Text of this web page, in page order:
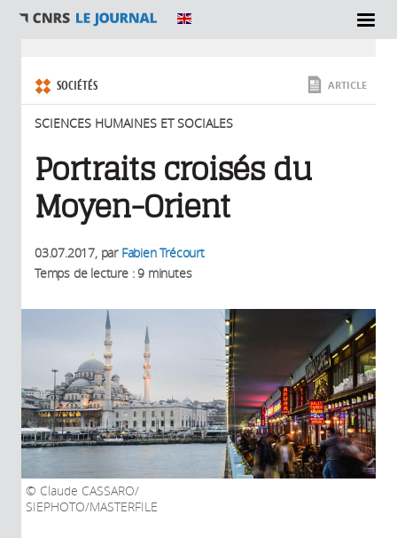
SECTIONS
SOCIÉTÉS
SCIENCES HUMAINES ET SOCIALES
ARTICLE
Portraits croisés du
Moyen-Orient
03.07.2017, par Fabien Trécourt
Temps de lecture : 9 minutes
Claude CASSARO/
SIEPHOTO/MASTERFILE